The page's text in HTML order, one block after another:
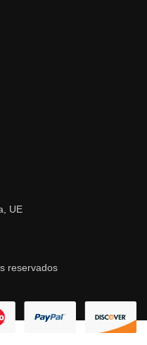
UE
reservados